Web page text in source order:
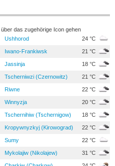
das zugehörige Icon gehen
Ushhorod 24 °C
Iwano-Frankiwsk 21 °C
Jassinja 18 °C
Tscherniwzi (Czernowitz) 21 °C
Riwne 22 °C
Winnyzja 20 °C
Tschernihiw (Tschernigow) 18 °C
Kropywnyzkyj (Kirowograd) 22 °C
Sumy 22 °C
Mykolajiw (Nikolajew) 31 °C